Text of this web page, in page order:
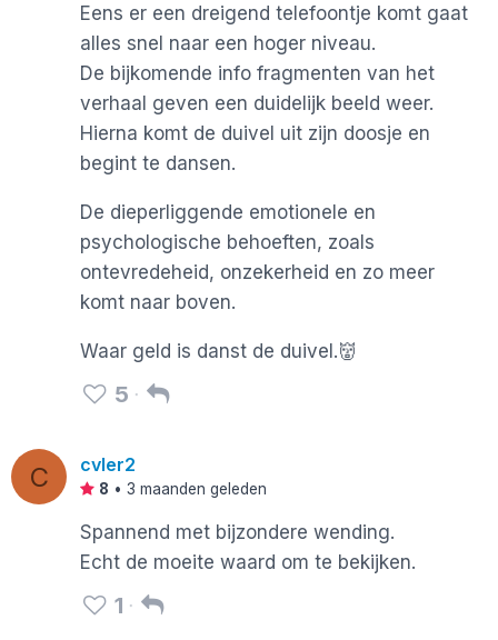
Eens er een dreigend telefoontje komt gaat
alles snel naar een hoger niveau.
De bijkomende info fragmenten van het
verhaal geven een duidelijk beeld weer.
Hierna komt de duivel uit zijn doosje en
begint te dansen.
De dieperliggende emotionele en
psychologische behoeften, zoals
ontevredeheid, onzekerheid en zo meer
komt naar boven.
Waar geld is danst de duivel.👹
5
C cvler2
8 • 3 maanden geleden
Spannend met bijzondere wending.
Echt de moeite waard om te bekijken.
1